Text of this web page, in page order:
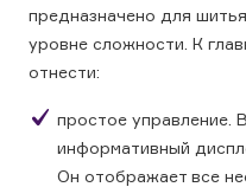
предназначено для
уровне сложности. К
отнести:
простое управление.
информативный
Он отображает все